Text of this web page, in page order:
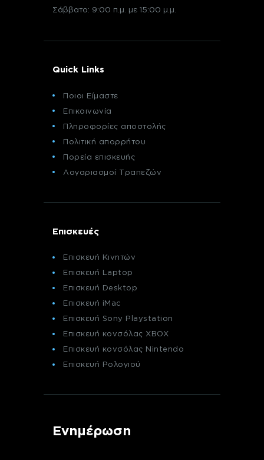
Σάββατο: 9:00 π.μ. με 15:00 μ.μ.
Quick Links
Ποιοι Είμαστε
Επικοινωνία
Πληροφορίες αποστολής
Πολιτική απορρήτου
Πορεία επισκευής
Λογαριασμοί Τραπεζών
Επισκευές
Επισκευή Κινητών
Επισκευή Laptop
Επισκευή Desktop
Επισκευή iMac
Επισκευή Sony Playstation
Επισκευή κονσόλας XBOX
Επισκευή κονσόλας Nintendo
Επισκευή Ρολογιού
Ενημέρωση